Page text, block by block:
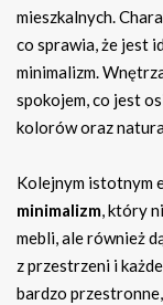
mieszkalnych.
co sprawia, że jest
minimalizm.
spokojem, co jest
kolorów oraz
Kolejnym istotnym
minimalizm, który
mebli, ale również
z przestrzeni i
bardzo